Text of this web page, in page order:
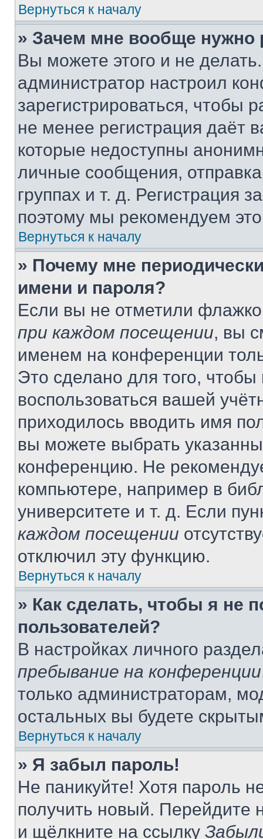
Вернуться к началу
» Зачем мне вообще нужно
Вы можете этого и не
администратор настроил
зарегистрироваться, чтобы
не менее регистрация даёт
которые недоступны
личные сообщения,
группах и т. д. Регистрация
поэтому мы рекомендуем
Вернуться к началу
» Почему мне
имени и пароля?
Если вы не отметили
при каждом посещении, вы
именем на конференции
Это сделано для того, чтобы
воспользоваться вашей
приходилось вводить имя
вы можете выбрать
конференцию. Не
компьютере, например в
университете и т. д. Если
каждом посещении
отключил эту функцию.
Вернуться к началу
» Как сделать, чтобы я не
пользователей?
В настройках личного
пребывание на конференции
только администраторам,
остальных вы будете
Вернуться к началу
» Я забыл пароль!
Не паникуйте! Хотя пароль
получить новый. Перейдите
и щёлкните на ссылку